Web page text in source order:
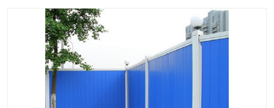
岩棉板 钢结构配件
彩钢板
生产加工单板复合围挡 市